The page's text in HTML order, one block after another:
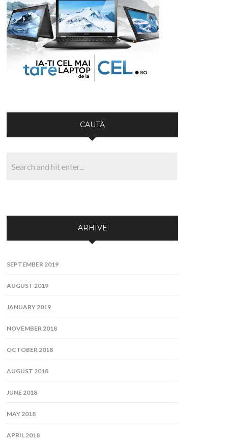
CAUTĂ
ARHIVE
SEPTEMBER 2019
AUGUST 2019
JANUARY 2019
NOVEMBER 2018
OCTOBER 2018
AUGUST 2018
JUNE 2018
MAY 2018
APRIL 2018